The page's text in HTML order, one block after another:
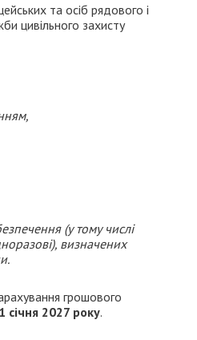
та осіб рядового і
цивільного захисту
(у тому числі
визначених
грошового
січня 2027 року.